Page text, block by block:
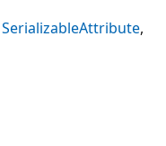
SerializableAttribute